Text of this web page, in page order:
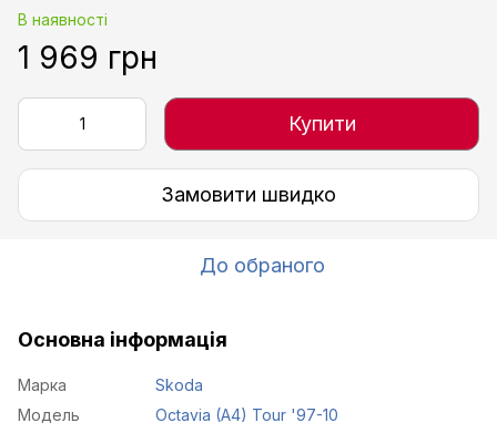
В наявності
1 969 грн
Купити
Замовити швидко
До обраного
Основна інформація
Марка
Skoda
Модель
Octavia (A4) Tour '97-10